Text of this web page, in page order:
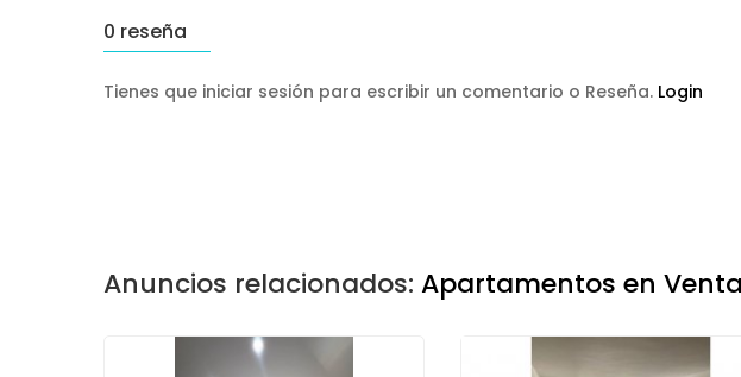
0 reseña
Tienes que iniciar sesión para escribir un comentario o Reseña. Login
Anuncios relacionados: Apartamentos en